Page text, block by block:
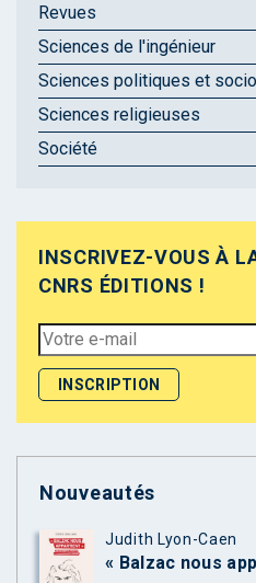
Revues
Sciences de l'ingénieur
Sciences politiques et
Sciences religieuses
Société
INSCRIVEZ-VOUS À
CNRS ÉDITIONS !
Nouveautés
Judith Lyon-Caen
« Balzac nous